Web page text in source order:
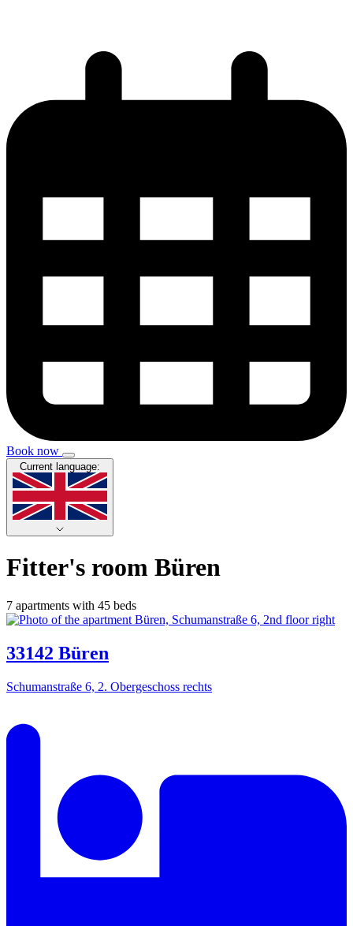
Book now
Current language:
Fitter's room Büren
7 apartments with 45 beds
33142 Büren
Schumanstraße 6, 2. Obergeschoss rechts